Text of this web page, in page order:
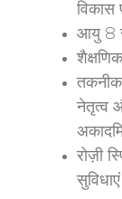
विकास
आयु 8
नेतृत्व
रोज़ी
सुविधाएं